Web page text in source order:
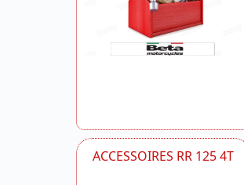
ACCESSOIRES RR 125 4T